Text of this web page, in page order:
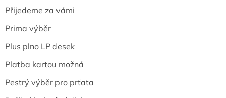
Přijedeme za vámi
Prima výběr
Plus plno LP desek
Platba kartou možná
Pestrý výběr pro prťata